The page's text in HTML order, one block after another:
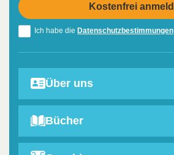
Ich habe die Datenschutzbestimmungen
Über uns
Bücher